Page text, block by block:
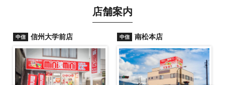
店舗案内
中信 信州大学前店 中信 南松本店